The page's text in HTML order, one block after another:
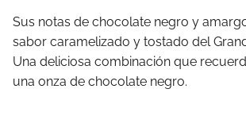
Sus notas de chocolate negro y
sabor caramelizado y tostado del
Una deliciosa combinación que
una onza de chocolate negro.